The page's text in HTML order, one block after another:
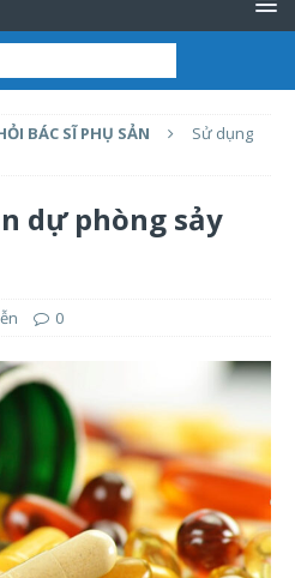
BÁC SĨ PHỤ SẢN
Sử dụng
dự phòng sảy
0